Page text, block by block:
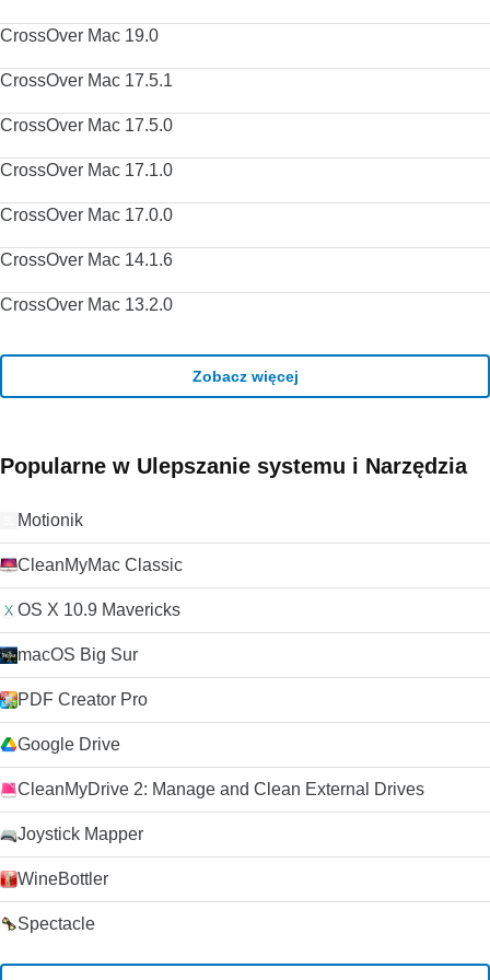
korzystając z mychrometheme.com. Zaloguj się na swoje
preferencji, historii, a także uzyskać dostęp do wszystkich
narzędzi Google za pomocą jednego loginu. Dostawca
programu ograniczył dystrybucję starszych wersji tego
produktu. FileHippo przeprasza za wszelkie związane z tym
CrossOver Mac 19.0
CrossOver Mac 17.5.1
CrossOver Mac 17.5.0
CrossOver Mac 17.1.0
CrossOver Mac 17.0.0
CrossOver Mac 14.1.6
CrossOver Mac 13.2.0
Zobacz więcej
Popularne w Ulepszanie systemu i Narzędzia
Motionik
CleanMyMac Classic
OS X 10.9 Mavericks
macOS Big Sur
PDF Creator Pro
Google Drive
CleanMyDrive 2: Manage and Clean External Drives
Joystick Mapper
WineBottler
Spectacle